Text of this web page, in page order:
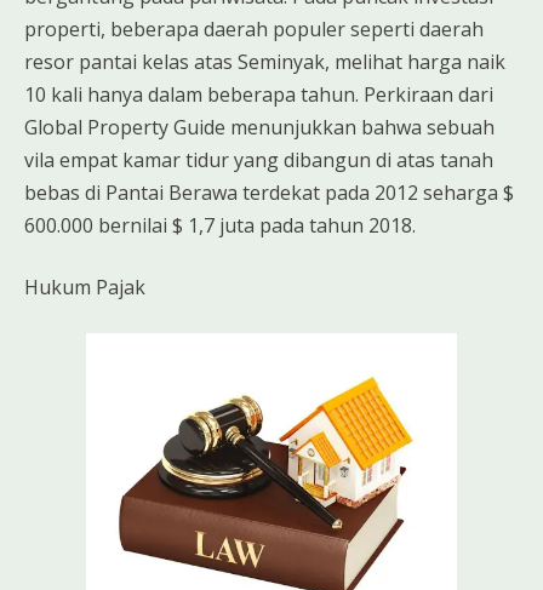
properti, beberapa daerah populer seperti daerah
resor pantai kelas atas Seminyak, melihat harga naik
10 kali hanya dalam beberapa tahun. Perkiraan dari
Global Property Guide menunjukkan bahwa sebuah
vila empat kamar tidur yang dibangun di atas tanah
bebas di Pantai Berawa terdekat pada 2012 seharga $
600.000 bernilai $ 1,7 juta pada tahun 2018.
Hukum Pajak